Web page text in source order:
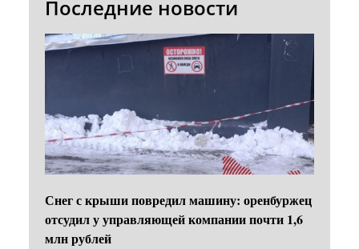
Последние новости
Снег с крыши повредил машину: оренбуржец
отсудил у управляющей компании почти 1,6
млн рублей